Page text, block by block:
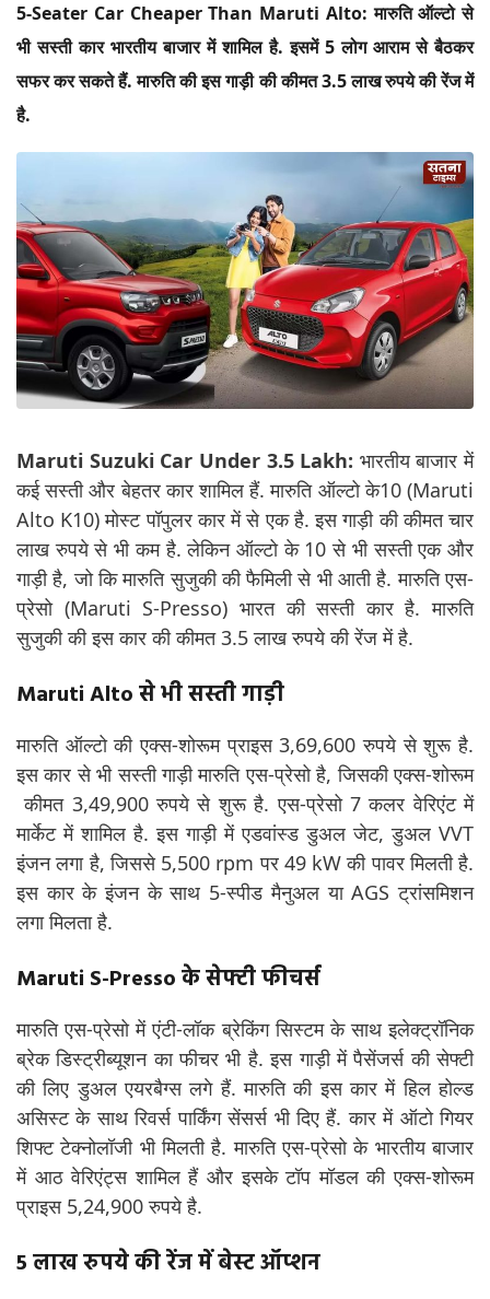
5-Seater Car Cheaper Than Maruti Alto: मारुति ऑल्टो से
भी सस्ती कार भारतीय बाजार में शामिल है. इसमें 5 लोग आराम से बैठकर
सफर कर सकते हैं. मारुति की इस गाड़ी की कीमत 3.5 लाख रुपये की रेंज में
है.
Maruti Suzuki Car Under 3.5 Lakh: भारतीय बाजार में
कई सस्ती और बेहतर कार शामिल हैं. मारुति ऑल्टो के10 (Maruti
Alto K10) मोस्ट पॉपुलर कार में से एक है. इस गाड़ी की कीमत चार
लाख रुपये से भी कम है. लेकिन ऑल्टो के 10 से भी सस्ती एक और
गाड़ी है, जो कि मारुति सुजुकी की फैमिली से भी आती है. मारुति एस-
प्रेसो (Maruti S-Presso) भारत की सस्ती कार है. मारुति
सुजुकी की इस कार की कीमत 3.5 लाख रुपये की रेंज में है.
Maruti Alto से भी सस्ती गाड़ी
मारुति ऑल्टो की एक्स-शोरूम प्राइस 3,69,600 रुपये से शुरू है.
इस कार से भी सस्ती गाड़ी मारुति एस-प्रेसो है, जिसकी एक्स-शोरूम
कीमत 3,49,900 रुपये से शुरू है. एस-प्रेसो 7 कलर वेरिएंट में
मार्केट में शामिल है. इस गाड़ी में एडवांस्ड डुअल जेट, डुअल VVT
इंजन लगा है, जिससे 5,500 rpm पर 49 kW की पावर मिलती है.
इस कार के इंजन के साथ 5-स्पीड मैनुअल या AGS ट्रांसमिशन
लगा मिलता है.
Maruti S-Presso के सेफ्टी फीचर्स
मारुति एस-प्रेसो में एंटी-लॉक ब्रेकिंग सिस्टम के साथ इलेक्ट्रॉनिक
ब्रेक डिस्ट्रीब्यूशन का फीचर भी है. इस गाड़ी में पैसेंजर्स की सेफ्टी
की लिए डुअल एयरबैग्स लगे हैं. मारुति की इस कार में हिल होल्ड
असिस्ट के साथ रिवर्स पार्किंग सेंसर्स भी दिए हैं. कार में ऑटो गियर
शिफ्ट टेक्नोलॉजी भी मिलती है. मारुति एस-प्रेसो के भारतीय बाजार
में आठ वेरिएंट्स शामिल हैं और इसके टॉप मॉडल की एक्स-शोरूम
प्राइस 5,24,900 रुपये है.
5 लाख रुपये की रेंज में बेस्ट ऑप्शन